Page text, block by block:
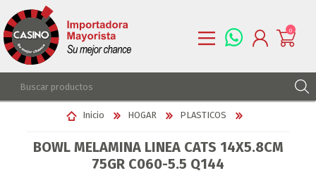
REGISTRARSE
LISTA DE DESEOS
0
Inicio HOGAR PLASTICOS
BOWL MELAMINA LINEA CATS 14X5.8CM
75GR C060-5.5 Q144